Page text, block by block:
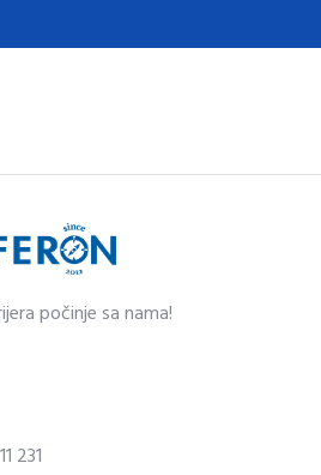
počinje sa nama!
231